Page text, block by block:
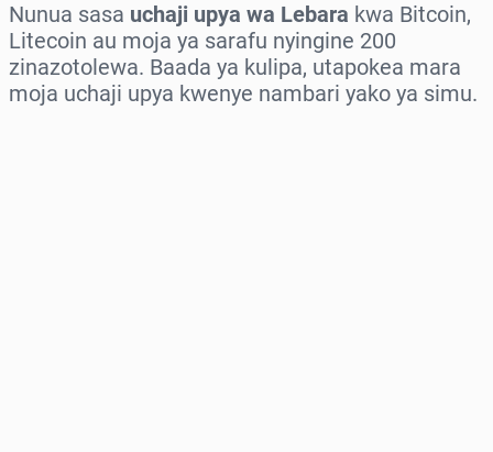
Nunua sasa uchaji upya wa Lebara kwa Bitcoin,
Litecoin au moja ya sarafu nyingine 200
zinazotolewa. Baada ya kulipa, utapokea mara
moja uchaji upya kwenye nambari yako ya simu.